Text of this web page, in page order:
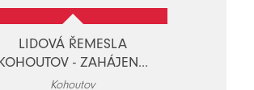
LIDOVÁ ŘEMESLA
- ZAHÁJEN...
Kohoutov